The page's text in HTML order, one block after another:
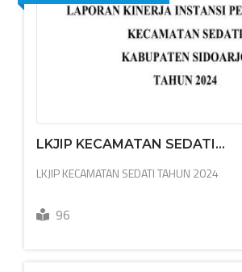
LKJIP KECAMATAN SEDATI...
LKJIP KECAMATAN SEDATI TAHUN 2024
96